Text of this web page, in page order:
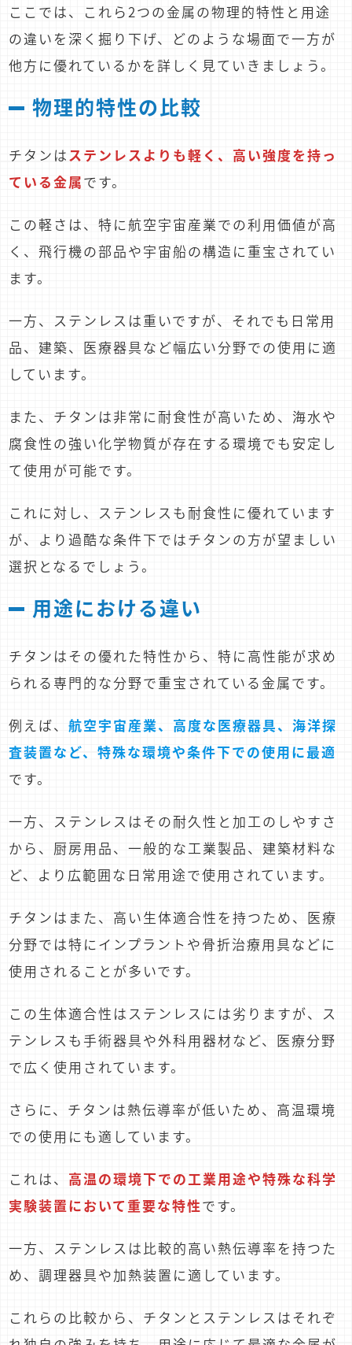
ここでは、これら2つの金属の物理的特性と用途
の違いを深く掘り下げ、どのような場面で一方が
他方に優れているかを詳しく見ていきましょう。
物理的特性の比較
チタンは ステンレスよりも軽く、高い強度を持っ
ている金属です。
この軽さは、特に航空宇宙産業での利用価値が高
く、飛行機の部品や宇宙船の構造に重宝されてい
ます。
一方、ステンレスは重いですが、それでも日常用
品、建築、医療器具など幅広い分野での使用に適
しています。
また、チタンは非常に耐食性が高いため、海水や
腐食性の強い化学物質が存在する環境でも安定し
て使用が可能です。
これに対し、ステンレスも耐食性に優れています
が、より過酷な条件下ではチタンの方が望ましい
選択となるでしょう。
用途における違い
チタンはその優れた特性から、特に高性能が求め
られる専門的な分野で重宝されている金属です。
例えば、航空宇宙産業、高度な医療器具、海洋探
査装置など、特殊な環境や条件下での使用に最適
です。
一方、ステンレスはその耐久性と加工のしやすさ
から、厨房用品、一般的な工業製品、建築材料な
ど、より広範囲な日常用途で使用されています。
チタンはまた、高い生体適合性を持つため、医療
分野では特にインプラントや骨折治療用具などに
使用されることが多いです。
この生体適合性はステンレスには劣りますが、ス
テンレスも手術器具や外科用器材など、医療分野
で広く使用されています。
さらに、チタンは熱伝導率が低いため、高温環境
での使用にも適しています。
これは、 高温の環境下での工業用途や特殊な科学
実験装置において重要な特性です。
一方、ステンレスは比較的高い熱伝導率を持つた
め、調理器具や加熱装置に適しています。
これらの比較から、チタンとステンレスはそれぞ